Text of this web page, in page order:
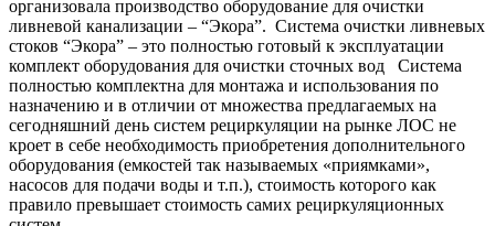
организовала производство оборудование для очистки
ливневой канализации – “Экора”. Система очистки ливневых
стоков “Экора” – это полностью готовый к эксплуатации
комплект оборудования для очистки сточных вод Система
полностью комплектна для монтажа и использования по
назначению и в отличии от множества предлагаемых на
сегодняшний день систем рециркуляции на рынке ЛОС не
кроет в себе необходимость приобретения дополнительного
оборудования (емкостей так называемых «приямками»,
насосов для подачи воды и т.п.), стоимость которого как
правило превышает стоимость самих рециркуляционных